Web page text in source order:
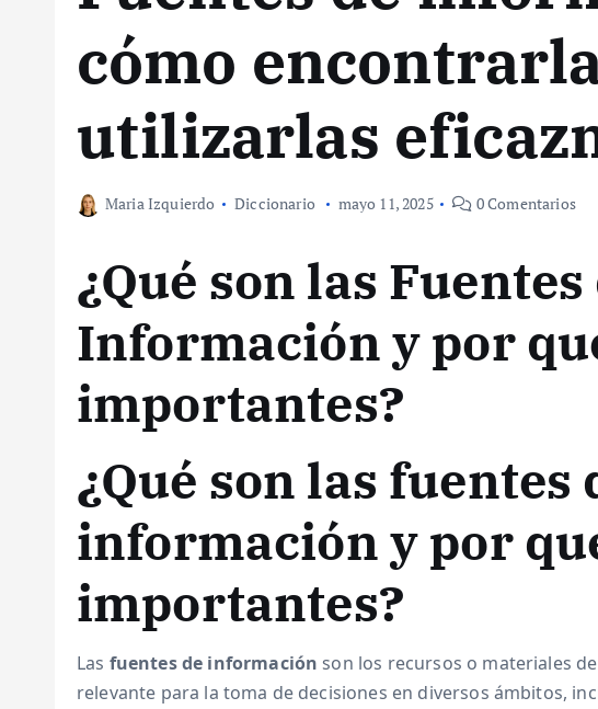
cómo
utilizarlas
Maria Izquierdo Diccionario mayo 11, 2025 0 Comentarios
¿Qué son las Fuentes
Información y por
importantes?
¿Qué son las fuentes
información y por
importantes?
Las fuentes de información son los recursos o materiales
relevante para la toma de decisiones en diversos ámbitos,